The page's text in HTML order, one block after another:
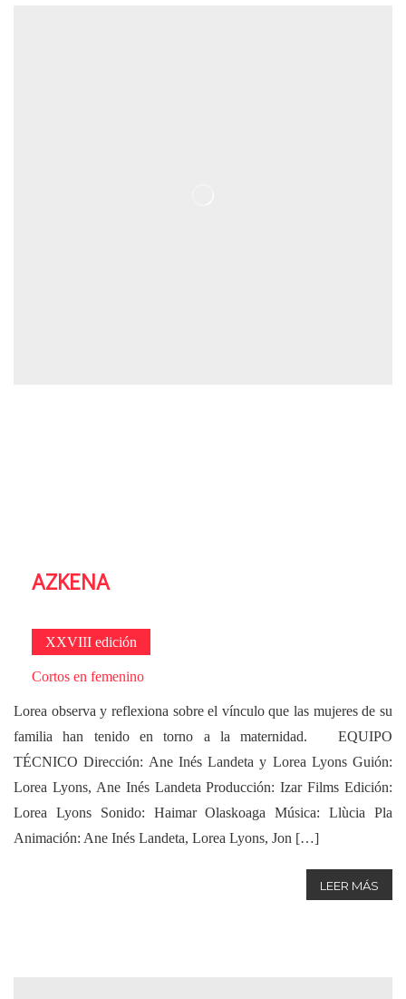
AZKENA
XXVIII edición
Cortos en femenino
Lorea observa y reflexiona sobre el vínculo que las mujeres de su
familia han tenido en torno a la maternidad. EQUIPO
TÉCNICO Dirección: Ane Inés Landeta y Lorea Lyons Guión:
Lorea Lyons, Ane Inés Landeta Producción: Izar Films Edición:
Lorea Lyons Sonido: Haimar Olaskoaga Música: Llùcia Pla
Animación: Ane Inés Landeta, Lorea Lyons, Jon […]
LEER MÁS